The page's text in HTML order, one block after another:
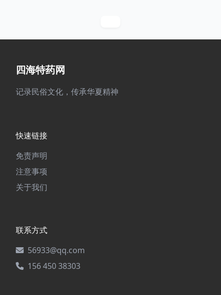
四海特药网
记录民俗文化，传承华夏精神
快速链接
免责声明
注意事项
关于我们
联系方式
56933@qq.com
156 450 38303